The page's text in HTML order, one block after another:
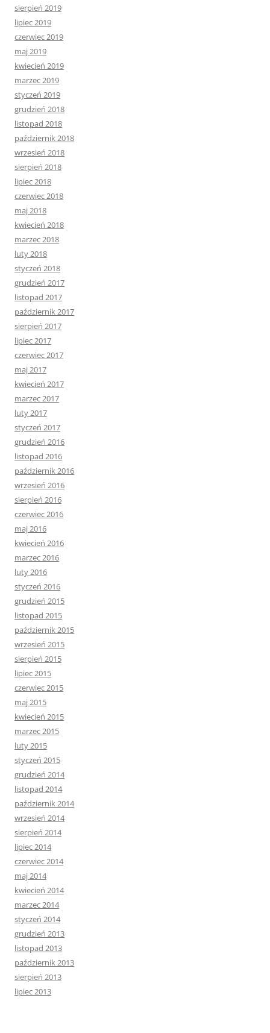
sierpień 2019
lipiec 2019
czerwiec 2019
maj 2019
kwiecień 2019
marzec 2019
styczeń 2019
grudzień 2018
listopad 2018
październik 2018
wrzesień 2018
sierpień 2018
lipiec 2018
czerwiec 2018
maj 2018
kwiecień 2018
marzec 2018
luty 2018
styczeń 2018
grudzień 2017
listopad 2017
październik 2017
sierpień 2017
lipiec 2017
czerwiec 2017
maj 2017
kwiecień 2017
marzec 2017
luty 2017
styczeń 2017
grudzień 2016
listopad 2016
październik 2016
wrzesień 2016
sierpień 2016
czerwiec 2016
maj 2016
kwiecień 2016
marzec 2016
luty 2016
styczeń 2016
grudzień 2015
listopad 2015
październik 2015
wrzesień 2015
sierpień 2015
lipiec 2015
czerwiec 2015
maj 2015
kwiecień 2015
marzec 2015
luty 2015
styczeń 2015
grudzień 2014
listopad 2014
październik 2014
wrzesień 2014
sierpień 2014
lipiec 2014
czerwiec 2014
maj 2014
kwiecień 2014
marzec 2014
styczeń 2014
grudzień 2013
listopad 2013
październik 2013
sierpień 2013
lipiec 2013